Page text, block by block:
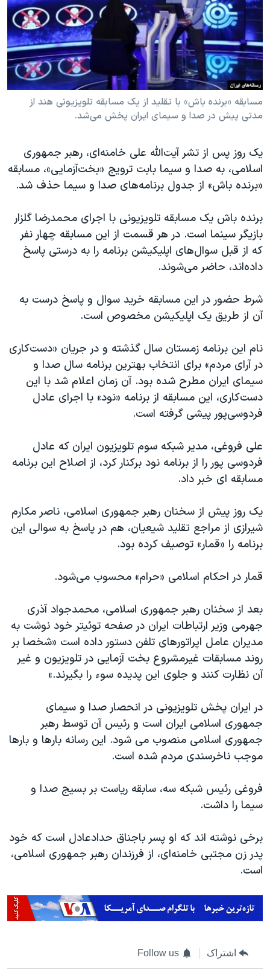
فرهنگ و زندگی
حقوق شهروندی
اقتصادی
علم و فناوری
اسرائیل در جنگ
گالری عکس
مستندها
انتخابات ریاست جمهوری آمریکا ۲۰۲۴
حمله جمهوری اسلامی به اسرائیل
رمز مهسا
ورزش زنان در ایران
اعتراضات زن، زندگی، آزادی
تریبونال مردمی آبان ۹۸
دادگاه حمید نوری
قانون شفافیت دارائی کادر رهبری ایران
اعتراضات مردمی آبان ۹۸
اسرائیل در جنگ
نرگس محمدی برنده جایزه نوبل صلح
همایش محافظه‌کاران آمریکا «سی‌پک»
سفر پرزیدنت ترامپ به چین
دنبال کنید
زبانهای مختلف
مسابقه «برنده باش» با تقلید از یک مسابقه تلویزیونی هند از
مدتی پیش در صدا و سیمای ایران پخش می‌شد.
یک روز پس از تشر آیت‌‌الله علی خامنه‌ای، رهبر جمهوری
اسلامی، به صدا و سیما بابت ترویج «بخت‌آزمایی»، مسابقه
«برنده باش» از جدول برنامه‌های صدا و سیما حذف شد.
برنده باش یک مسابقه تلویزیونی با اجرای محمدرضا گلزار
بازیگر سینما است. در هر قسمت از این مسابقه چهار نفر
که از قبل سوال‌های اپلیکیشن برنامه را به درستی پاسخ
داده‌اند، حاضر می‌شوند.
شرط حضور در این مسابقه خرید سوال و پاسخ درست به
آن از طریق یک اپلیکیشن مخصوص است.
نام این برنامه زمستان سال گذشته و در جریان «دست‌کاری
در آرای مردم» برای انتخاب بهترین برنامه سال صدا و
سیمای ایران مطرح شده بود. آن زمان اعلام شد با این
دست‌کاری، این مسابقه از برنامه «نود» با اجرای عادل
فردوسی‌پور پیشی گرفته است.
علی فروغی، مدیر شبکه سوم تلویزیون ایران که عادل
فردوسی پور را از برنامه نود برکنار کرد، از اصلاح این برنامه
مسابقه ای خبر داد.
یک روز پیش از سخنان رهبر جمهوری اسلامی، ناصر مکارم
شیرازی از مراجع تقلید شیعیان، هم در پاسخ به سوالی این
برنامه را «قمار» توصیف کرده بود.
قمار در احکام اسلامی «حرام» محسوب می‌شود.
بعد از سخنان رهبر جمهوری اسلامی، محمدجواد آذری
جهرمی وزیر ارتباطات ایران در صفحه توئیتر خود نوشت به
مدیران عامل اپراتورهای تلفن دستور داده است «شخصا بر
روند مسابقات غیرمشروع بخت‌ آزمایی در تلویزیون و غیر
آن نظارت کنند و جلوی این پدیده سوء را بگیرند.»
در ایران پخش تلویزیونی در انحصار صدا و سیمای
جمهوری اسلامی ایران است و رئیس آن توسط رهبر
جمهوری اسلامی منصوب می شود. این رسانه بارها و بارها
موجب ناخرسندی مردم شده است.
فروغی رئیس شبکه سه، سابقه ریاست بر بسیج صدا و
سیما را داشت.
برخی نوشته اند که او پسر باجناق حدادعادل است که خود
پدر زن مجتبی خامنه‌ای، از فرزندان رهبر جمهوری اسلامی،
است.
اشتراک Follow us